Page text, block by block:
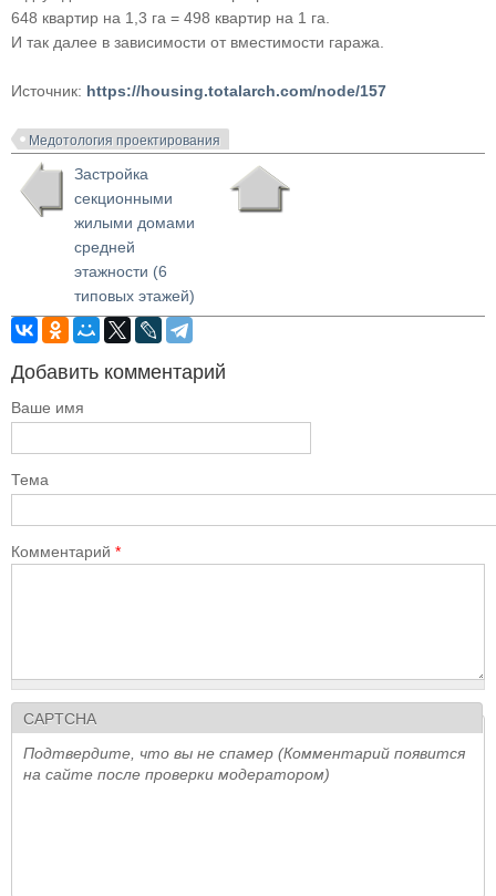
648 квартир на 1,3 га = 498 квартир на 1 га.
И так далее в зависимости от вместимости гаража.
Источник: https://housing.totalarch.com/node/157
Медотология проектирования
Застройка
секционными
жилыми домами
средней
этажности (6
типовых этажей)
Добавить комментарий
Ваше имя
Тема
Комментарий *
CAPTCHA
Подтвердите, что вы не спамер (Комментарий появится
на сайте после проверки модератором)